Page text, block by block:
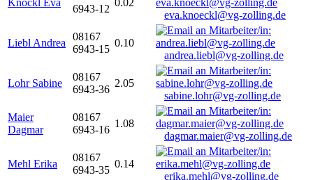
Knöckl Eva
6943-12
0.02
eva.knoeckl@vg-zolling.de
Liebl Andrea
08167
6943-15
0.10
andrea.liebl@vg-zolling.de
Lohr Sabine
08167
6943-36
2.05
sabine.lohr@vg-zolling.de
Maier
Dagmar
08167
6943-16
1.08
dagmar.maier@vg-zolling.de
Mehl Erika
08167
6943-35
0.14
erika.mehl@vg-zolling.de